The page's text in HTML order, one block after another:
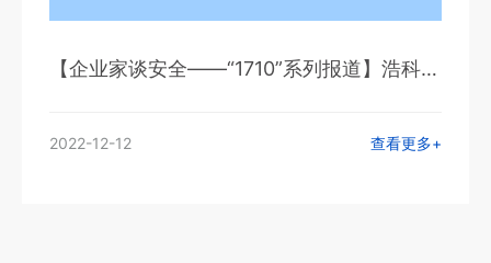
【企业家谈安全——“1710”系列报道】浩科化
2022-12-12 查看更多+